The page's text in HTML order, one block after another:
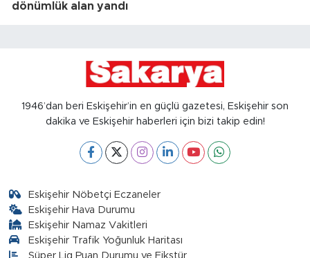
dönümlük alan yandı
1946’dan beri Eskişehir’in en güçlü gazetesi, Eskişehir son
dakika ve Eskişehir haberleri için bizi takip edin!
Eskişehir Nöbetçi Eczaneler
Eskişehir Hava Durumu
Eskişehir Namaz Vakitleri
Eskişehir Trafik Yoğunluk Haritası
Süper Lig Puan Durumu ve Fikstür